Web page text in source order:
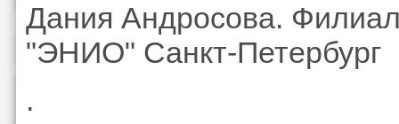
Дания Андросова.
"ЭНИО" Санкт-Петербург
.